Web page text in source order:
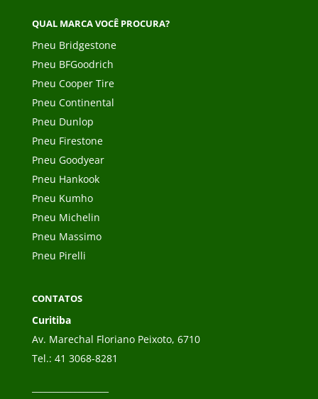
QUAL MARCA VOCÊ PROCURA?
Pneu Bridgestone
Pneu BFGoodrich
Pneu Cooper Tire
Pneu Continental
Pneu Dunlop
Pneu Firestone
Pneu Goodyear
Pneu Hankook
Pneu Kumho
Pneu Michelin
Pneu Massimo
Pneu Pirelli
CONTATOS
Curitiba
Av. Marechal Floriano Peixoto, 6710
Tel.: 41 3068-8281